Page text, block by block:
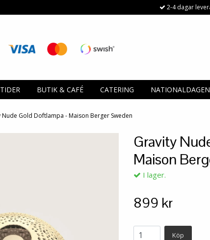
2-4 dagar
BUTIK & CAFÉ CATERING NATIONALDAGEN
Nude Gold Doftlampa - Maison Berger Sweden
Gravity
Maison
I lager.
899 kr
Köp